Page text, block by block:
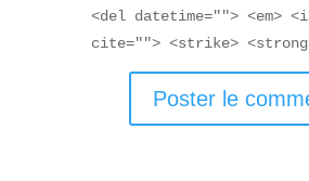
<del datetime=""> <em>
cite=""> <strike>